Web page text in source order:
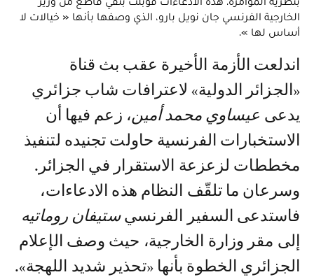
الخارجية الفرنسي جان نويل بارو، الذي وصفها بأنها « خيالات لا
أساس لها ».
اندلعت الأزمة الأخيرة عقب بث قناة
«الجزائر الدولية» لاعترافات شاب جزائري
يدعى عيساوي محمد أمين، زعم فيها أن
الاستخبارات الفرنسية حاولت تجنيده لتنفيذ
مخططات لزعزعة الاستقرار في الجزائر.
وسرعان ما تلقّف النظام هذه الادعاءات،
فاستدعى السفير الفرنسيستيفان روماتيه
إلى مقر وزارة الخارجية، حيث وصف الإعلام
الجزائري الخطوة بأنها «تحذير شديد اللهجة».